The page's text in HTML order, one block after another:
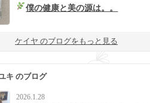
僕の健康と美の源は。。
ケイヤ のブログをもっと見る
キ のブログ
2026.1.28